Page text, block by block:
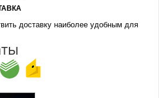
доставку наиболее удобным для